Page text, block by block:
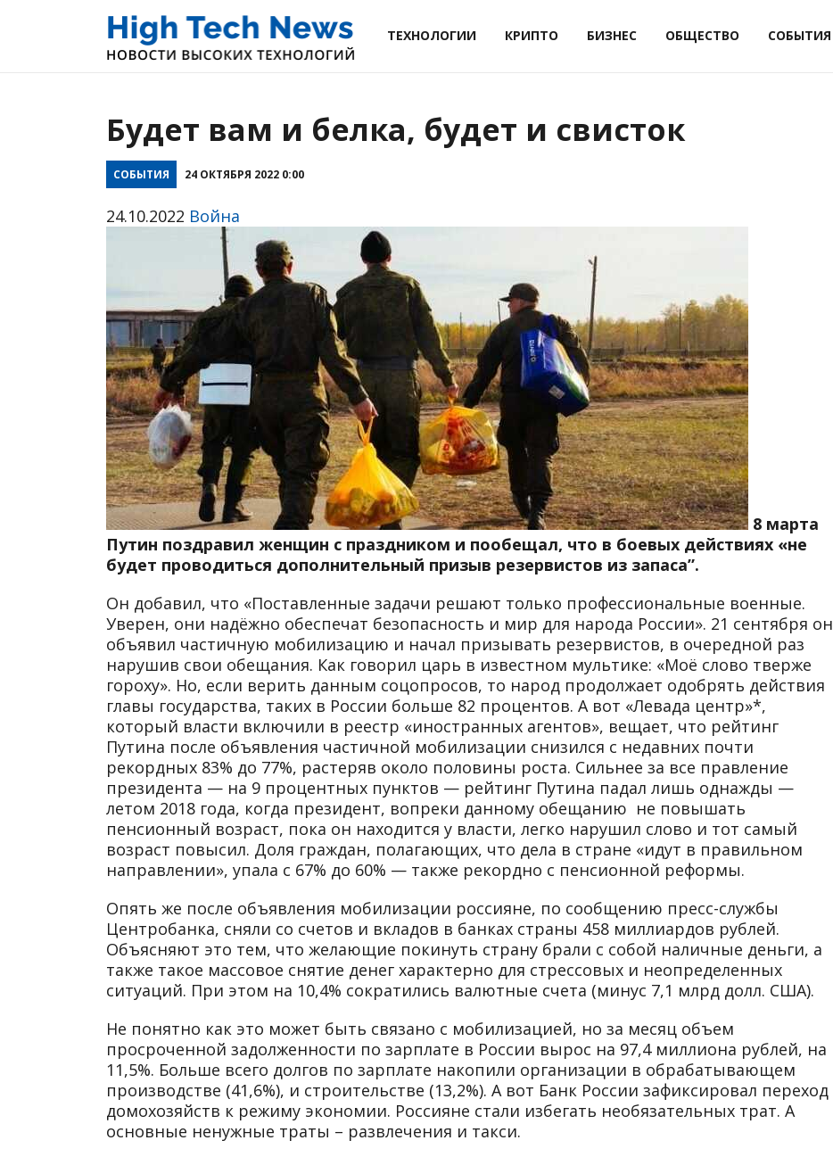
ТЕХНОЛОГИИ КРИПТО БИЗНЕС ОБЩЕСТВО СОБЫТИЯ
Будет вам и белка, будет и свисток
СОБЫТИЯ 24 ОКТЯБРЯ 2022 0:00
24.10.2022 Война
8 марта
Путин поздравил женщин с праздником и пообещал, что в боевых действиях «не
будет проводиться дополнительный призыв резервистов из запаса”.
Он добавил, что «Поставленные задачи решают только профессиональные военные.
Уверен, они надёжно обеспечат безопасность и мир для народа России». 21 сентября он
объявил частичную мобилизацию и начал призывать резервистов, в очередной раз
нарушив свои обещания. Как говорил царь в известном мультике: «Моё слово тверже
гороху». Но, если верить данным соцопросов, то народ продолжает одобрять действия
главы государства, таких в России больше 82 процентов. А вот «Левада центр»*,
который власти включили в реестр «иностранных агентов», вещает, что рейтинг
Путина после объявления частичной мобилизации снизился с недавних почти
рекордных 83% до 77%, растеряв около половины роста. Сильнее за все правление
президента — на 9 процентных пунктов — рейтинг Путина падал лишь однажды —
летом 2018 года, когда президент, вопреки данному обещанию не повышать
пенсионный возраст, пока он находится у власти, легко нарушил слово и тот самый
возраст повысил. Доля граждан, полагающих, что дела в стране «идут в правильном
направлении», упала с 67% до 60% — также рекордно с пенсионной реформы.
Опять же после объявления мобилизации россияне, по сообщению пресс-службы
Центробанка, сняли со счетов и вкладов в банках страны 458 миллиардов рублей.
Объясняют это тем, что желающие покинуть страну брали с собой наличные деньги, а
также такое массовое снятие денег характерно для стрессовых и неопределенных
ситуаций. При этом на 10,4% сократились валютные счета (минус 7,1 млрд долл. США).
Не понятно как это может быть связано с мобилизацией, но за месяц объем
просроченной задолженности по зарплате в России вырос на 97,4 миллиона рублей, на
11,5%. Больше всего долгов по зарплате накопили организации в обрабатывающем
производстве (41,6%), и строительстве (13,2%). А вот Банк России зафиксировал переход
домохозяйств к режиму экономии. Россияне стали избегать необязательных трат. А
основные ненужные траты – развлечения и такси.